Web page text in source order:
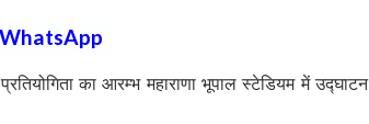
WhatsApp
का आरम्भ महाराणा भूपाल स्टेडियम में उद्घाटन